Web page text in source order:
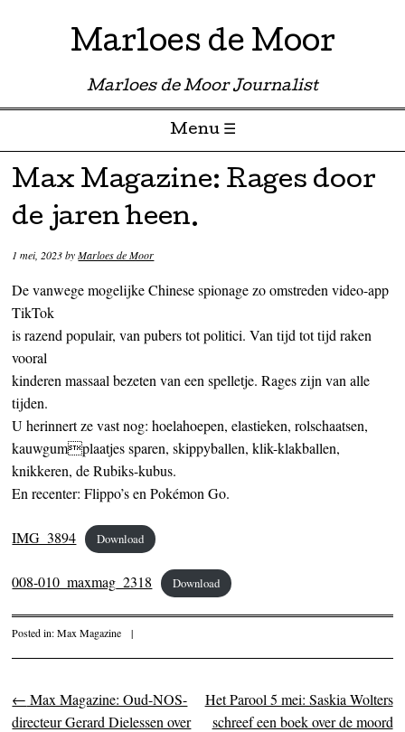
Marloes de Moor
Marloes de Moor Journalist
Menu ☰
Skip to content
Max Magazine: Rages door
de jaren heen.
1 mei, 2023byMarloes de Moor
De vanwege mogelijke Chinese spionage zo omstreden video-app
TikTok
is razend populair, van pubers tot politici. Van tijd tot tijd raken
vooral
kinderen massaal bezeten van een spelletje. Rages zijn van alle
tijden.
U herinnert ze vast nog: hoelahoepen, elastieken, rolschaatsen,
kauwgumplaatjes sparen, skippyballen, klik-klakballen,
knikkeren, de Rubiks-kubus.
En recenter: Flippo’s en Pokémon Go.
IMG_3894 Download
008-010_maxmag_2318 Download
Posted in:Max Magazine |
Post navigation
← Max Magazine: Oud-NOS-
directeur Gerard Dielessen over
Het Parool 5 mei: Saskia Wolters
schreef een boek over de moord